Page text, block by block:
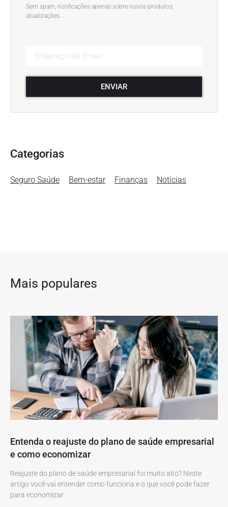
Sem spam, notificações apenas sobre novos produtos,
atualizações.
ENVIAR
Categorias
Seguro Saúde Bem-estar Finanças Notícias
Mais populares
Entenda o reajuste do plano de saúde empresarial
e como economizar
Reajuste do plano de saúde empresarial foi muito alto? Neste
artigo você vai entender como funciona e o que você pode fazer
para economizar